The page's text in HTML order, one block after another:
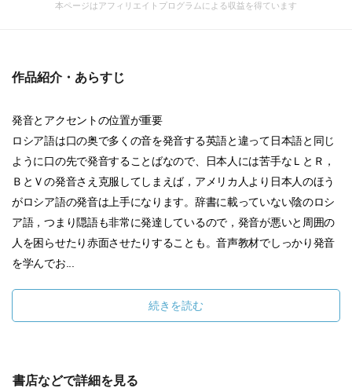
本ページはアフィリエイトプログラムによる収益を得ています
作品紹介・あらすじ
発音とアクセントの位置が重要
ロシア語は口の奥で多くの音を発音する英語と違って日本語と同じ
ように口の先で発音することばなので、日本人には苦手なＬとＲ，
ＢとＶの発音さえ克服してしまえば，アメリカ人より日本人のほう
がロシア語の発音は上手になります。辞書に載っていない陰のロシ
ア語，つまり隠語も非常に発達しているので，発音が悪いと周囲の
人を困らせたり赤面させたりすることも。音声教材でしっかり発音
を学んでお...
続きを読む
書店などで詳細を見る